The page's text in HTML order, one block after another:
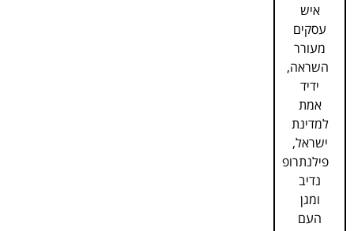
איש
עסקים
מעורר
השראה,
ידיד
אמת
למדינת
ישראל,
פילנתרופ
נדיב
ומגן
העם